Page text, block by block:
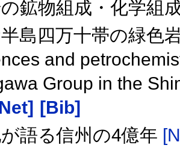
鉱物組成・化学組
島四万十帯の緑色
and
Group in the
[Bib]
語る信州の4億年